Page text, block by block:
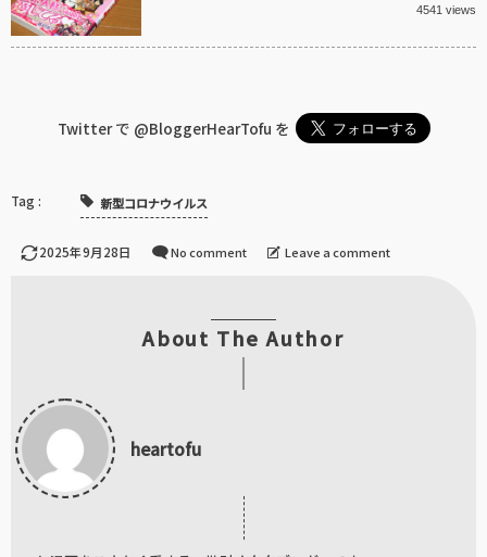
4541 views
Twitter で @BloggerHearTofu を
新型コロナウイルス
2025年9月28日 No comment Leave a comment
About The Author
heartofu